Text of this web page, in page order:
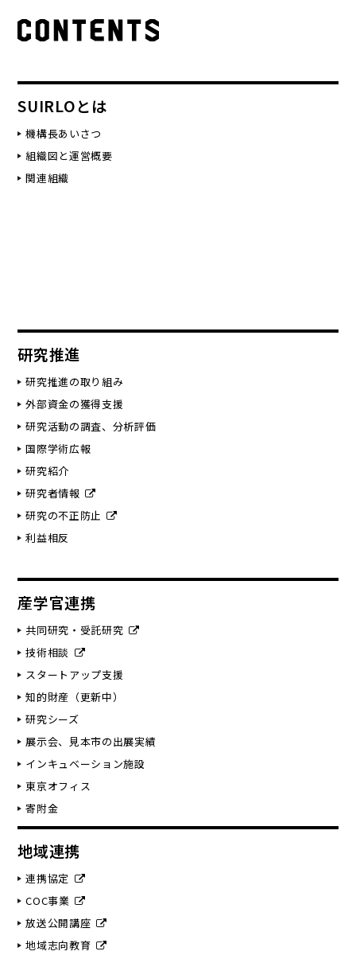
SUIRLOとは
機構長あいさつ
組織図と運営概要
関連組織
研究推進
研究推進の取り組み
外部資金の獲得支援
研究活動の調査、分析評価
国際学術広報
研究紹介
研究者情報
研究の不正防止
利益相反
産学官連携
共同研究・受託研究
技術相談
スタートアップ支援
知的財産（更新中）
研究シーズ
展示会、見本市の出展実績
インキュベーション施設
東京オフィス
寄附金
地域連携
連携協定
COC事業
放送公開講座
地域志向教育